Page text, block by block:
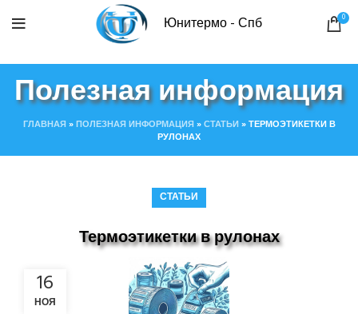
Юнитермо - Спб 0
Полезная информация
ГЛАВНАЯ»ПОЛЕЗНАЯ ИНФОРМАЦИЯ»СТАТЬИ»ТЕРМОЭТИКЕТКИ В
РУЛОНАХ
СТАТЬИ
Термоэтикетки в рулонах
16
НОЯ